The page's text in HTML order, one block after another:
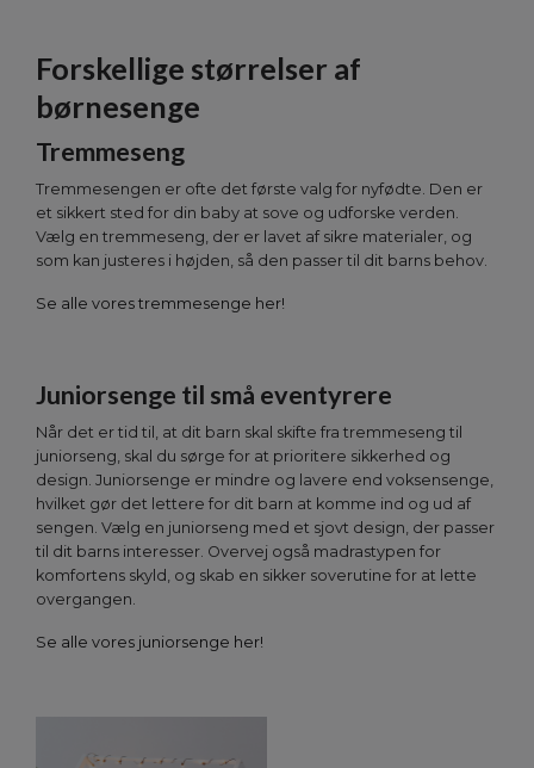
Forskellige størrelser af
børnesenge
Tremmeseng
Tremmesengen er ofte det første valg for nyfødte. Den er
et sikkert sted for din baby at sove og udforske verden.
Vælg en tremmeseng, der er lavet af sikre materialer, og
som kan justeres i højden, så den passer til dit barns behov.
Se alle vores tremmesenge her!
Juniorsenge til små eventyrere
Når det er tid til, at dit barn skal skifte fra tremmeseng til
juniorseng, skal du sørge for at prioritere sikkerhed og
design. Juniorsenge er mindre og lavere end voksensenge,
hvilket gør det lettere for dit barn at komme ind og ud af
sengen. Vælg en juniorseng med et sjovt design, der passer
til dit barns interesser. Overvej også madrastypen for
komfortens skyld, og skab en sikker soverutine for at lette
overgangen.
Se alle vores juniorsenge her!